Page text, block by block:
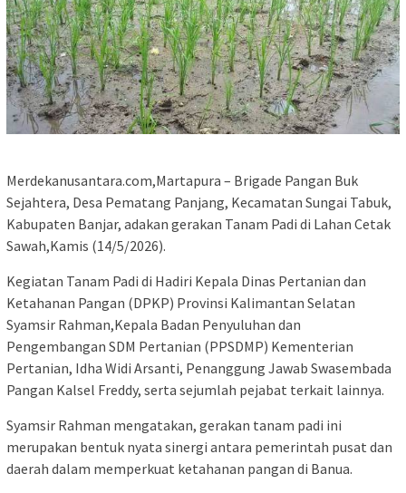
Merdekanusantara.com,Martapura – Brigade Pangan Buk
Sejahtera, Desa Pematang Panjang, Kecamatan Sungai Tabuk,
Kabupaten Banjar, adakan gerakan Tanam Padi di Lahan Cetak
Sawah,Kamis (14/5/2026).
Kegiatan Tanam Padi di Hadiri Kepala Dinas Pertanian dan
Ketahanan Pangan (DPKP) Provinsi Kalimantan Selatan
Syamsir Rahman,Kepala Badan Penyuluhan dan
Pengembangan SDM Pertanian (PPSDMP) Kementerian
Pertanian, Idha Widi Arsanti, Penanggung Jawab Swasembada
Pangan Kalsel Freddy, serta sejumlah pejabat terkait lainnya.
Syamsir Rahman mengatakan, gerakan tanam padi ini
merupakan bentuk nyata sinergi antara pemerintah pusat dan
daerah dalam memperkuat ketahanan pangan di Banua.